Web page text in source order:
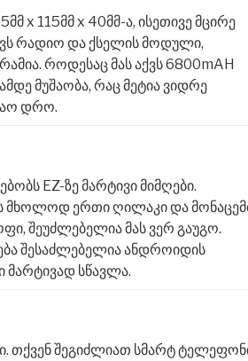
x 115მმ x 40მმ-ა, ისეთივე მცირე
რადიო და ქსელის მოდული,
როდესაც მას აქვს 6800mAH
მუშაობა, რაც მეტია ვიდრე
დრო.
EZ-ზე მარტივი მიმღები.
მხოლოდ ერთი ღილაკი და
შეუძლებელია მას ვერ გაუგო.
შესაძლებელია ანდროიდის
მარტივად სწავლა.
თქვენ შეგიძლიათ სმარტ